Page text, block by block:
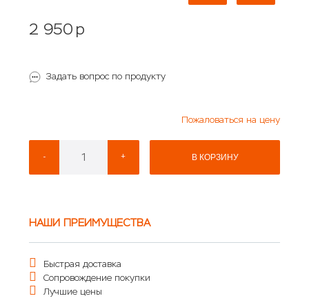
2 950 p
Задать вопрос по продукту
Пожаловаться на цену
- + В КОРЗИНУ
НАШИ ПРЕИМУЩЕСТВА
Быстрая доставка
Сопровождение покупки
Лучшие цены